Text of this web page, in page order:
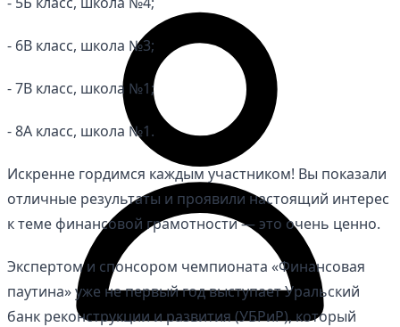
- 6В класс, школа №3;
- 7В класс, школа №1;
- 8А класс, школа №1.
Искренне гордимся каждым участником! Вы показали
отличные результаты и проявили настоящий интерес
к теме финансовой грамотности — это очень ценно.
Экспертом и спонсором чемпионата «Финансовая
паутина» уже не первый год выступает Уральский
банк реконструкции и развития (УБРиР), который